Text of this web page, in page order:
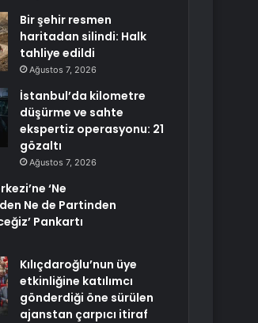
Bir şehir resmen
haritadan silindi: Halk
tahliye edildi
Ağustos 7, 2026
İstanbul’da kilometre
düşürme ve sahte
ekspertiz operasyonu: 21
gözaltı
Ağustos 7, 2026
‘Ne
Ne de Partinden
Pankartı
Kılıçdaroğlu’nun üye
etkinliğine katılımcı
gönderdiği öne sürülen
ajanstan çarpıcı itiraf